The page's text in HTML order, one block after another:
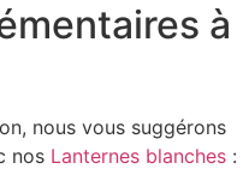
à
nous vous suggérons
nos Lanternes blanches :